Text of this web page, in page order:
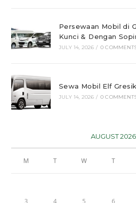
Persewaan Mobil di
Kunci & Dengan
JULY 14, 2026 / 0
Sewa Mobil Elf
JULY 14, 2026 / 0
AUGUST 2026
M T W T